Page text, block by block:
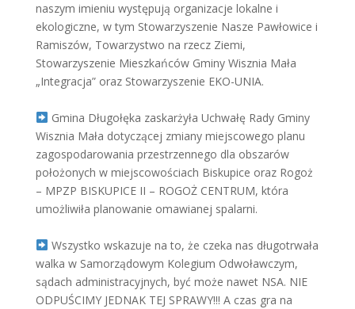
naszym imieniu występują organizacje lokalne i
ekologiczne, w tym Stowarzyszenie Nasze Pawłowice i
Ramiszów, Towarzystwo na rzecz Ziemi,
Stowarzyszenie Mieszkańców Gminy Wisznia Mała
„Integracja” oraz Stowarzyszenie EKO-UNIA.
Gmina Długołęka zaskarżyła Uchwałę Rady Gminy
Wisznia Mała dotyczącej zmiany miejscowego planu
zagospodarowania przestrzennego dla obszarów
położonych w miejscowościach Biskupice oraz Rogoż
– MPZP BISKUPICE II – ROGOŻ CENTRUM, która
umożliwiła planowanie omawianej spalarni.
Wszystko wskazuje na to, że czeka nas długotrwała
walka w Samorządowym Kolegium Odwoławczym,
sądach administracyjnych, być może nawet NSA. NIE
ODPUŚCIMY JEDNAK TEJ SPRAWY!!! A czas gra na